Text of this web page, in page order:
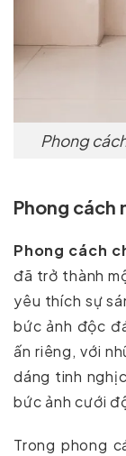
Phong
Phong cách
Phong cách
đã trở thành
yêu thích sự
bức ảnh độc
ấn riêng, với
dáng tinh
bức ảnh cưới
Trong phong